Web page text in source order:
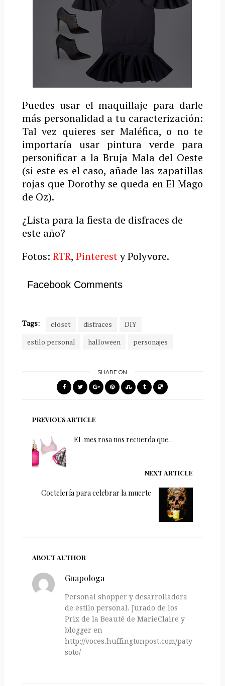
Puedes usar el maquillaje para darle
más personalidad a tu caracterización:
Tal vez quieres ser Maléfica, o no te
importaría usar pintura verde para
personificar a la Bruja Mala del Oeste
(si este es el caso, añade las zapatillas
rojas que Dorothy se queda en El Mago
de Oz).
¿Lista para la fiesta de disfraces de
este año?
Fotos: RTR, Pinteresty Polyvore.
Facebook Comments
Tags: closet disfraces
DIY
estilo personal
halloween personajes
SHARE ON
PREVIOUS ARTICLE
EL mes rosa nos recuerda que…
NEXT ARTICLE
Coctelería para celebrar la muerte
ABOUT AUTHOR
Guapologa
Personal shopper y desarrolladora
de estilo personal. Jurado de los
Prix de la Beauté de MarieClaire y
blogger en
http://voces.huffingtonpost.com/paty-
soto/